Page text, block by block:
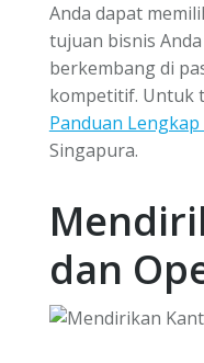
Anda dapat
tujuan bisnis
berkembang di
kompetitif. Untuk
Panduan
Singapura.
dan